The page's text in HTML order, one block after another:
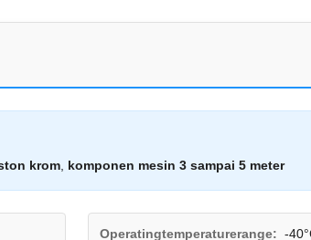
krom komponen mesin 3 sampai 5 meter
Operatingtemperaturerange: -